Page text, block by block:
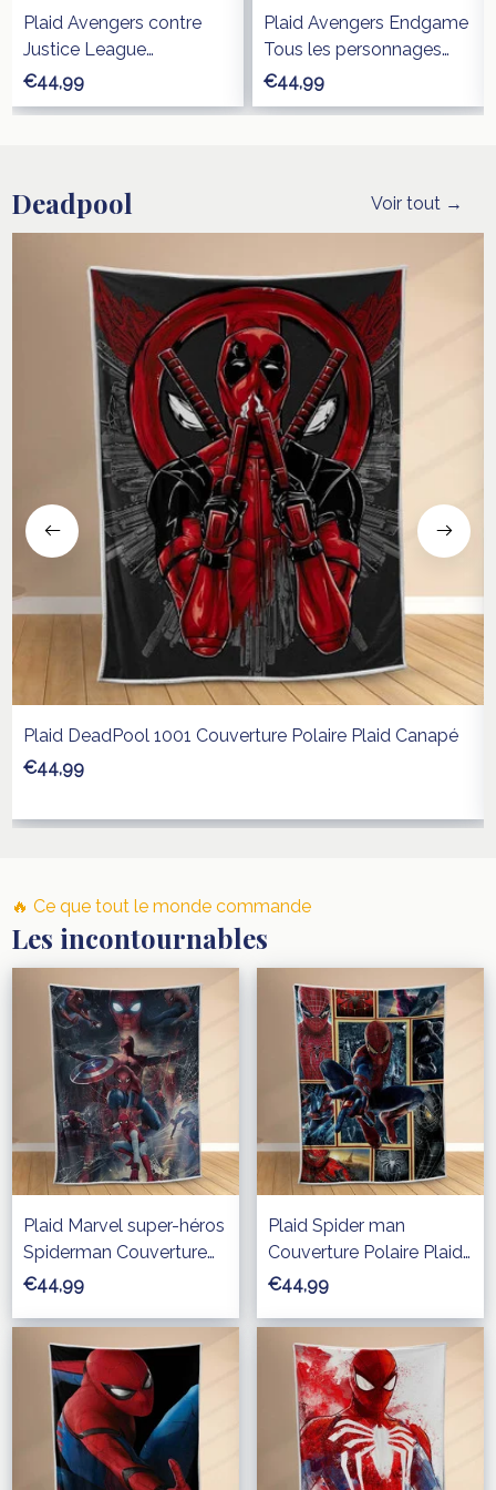
Plaid Avengers contre
Justice League
Couverture Polaire Plaid
Canapé
€44,99
Plaid Avengers Endgame
Tous les personnages
Couverture Polaire Plaid
Canapé
€44,99
Deadpool Voir tout →
Plaid DeadPool 1001 Couverture Polaire Plaid Canapé
€44,99
🔥 Ce que tout le monde commande
Les incontournables
Plaid Marvel super-héros
Spiderman Couverture
Polaire Plaid Canapé
€44,99
Plaid Spider man
Couverture Polaire Plaid
Canapé
€44,99